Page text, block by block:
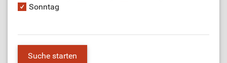
Sonntag